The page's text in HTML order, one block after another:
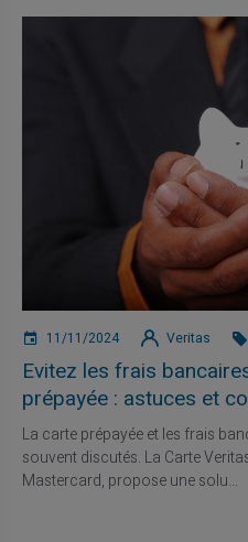
11/11/2024 Veritas
Evitez les frais
prépayée : astuces et
La carte prépayée et les frais
souvent discutés. La Carte
Mastercard, propose une solu...